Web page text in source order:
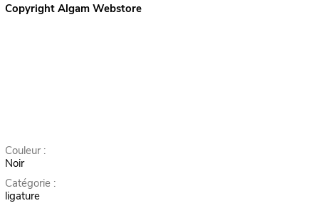
Copyright Algam Webstore
Couleur :
Noir
Catégorie :
ligature